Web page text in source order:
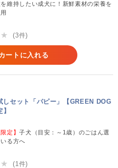
維持したい成犬に！新鮮素材の栄養を
(3件)
ートに入れる
しセット「パピー」【GREEN DOG
限定】子犬（目安：～1歳）のごはん選
る方へ
(1件)